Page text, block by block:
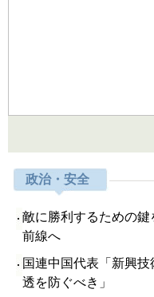
政治・安全
敵に勝利するための
前線へ
国連中国代表「新興
透を防ぐべき」